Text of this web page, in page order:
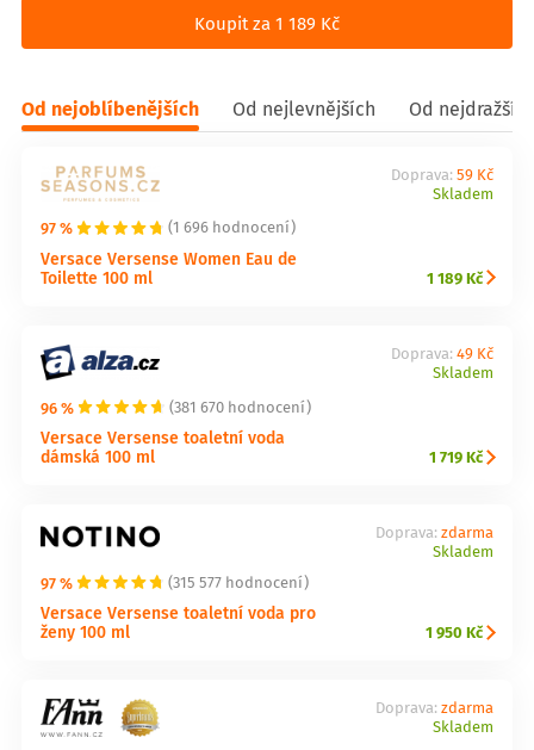
Koupit za 1 189 Kč
Od nejoblíbenějších Od nejlevnějších Od
97 % (1 696 hodnocení)
Versace Versense Women Eau de
Toilette 100 ml
Doprava: 59 Kč
Skladem
1 189 Kč
96 % (381 670 hodnocení)
Versace Versense toaletní voda
dámská 100 ml
Doprava: 49 Kč
Skladem
1 719 Kč
97 % (315 577 hodnocení)
Versace Versense toaletní voda pro
ženy 100 ml
Doprava: zdarma
Skladem
1 950 Kč
Doprava: zdarma
Skladem